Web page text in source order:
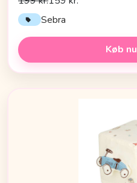
Sebra
Køb nu